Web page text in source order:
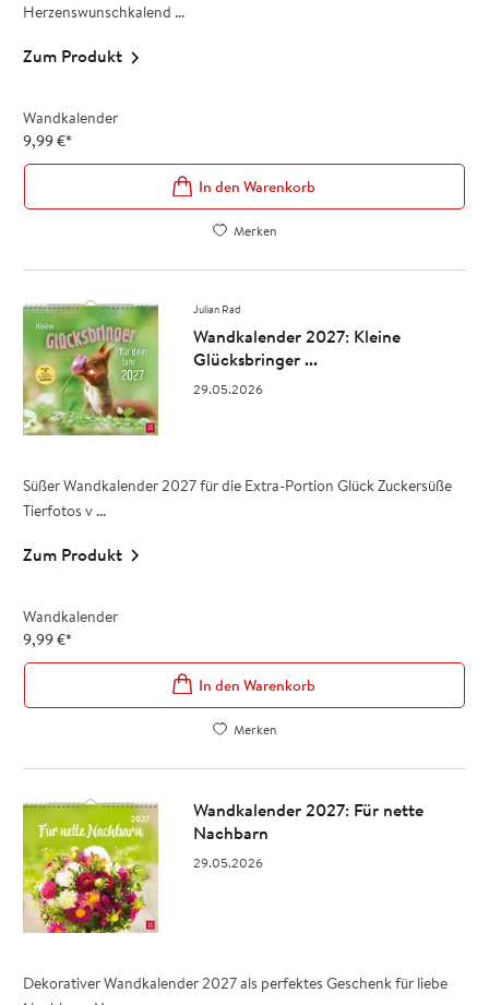
Herzenswunschkalend ...
Zum Produkt
Wandkalender
9,99€*
In den Warenkorb
Merken
Julian Rad
Wandkalender 2027: Kleine
Glücksbringer ...
29.05.2026
Süßer Wandkalender 2027 für die Extra-Portion Glück Zuckersüße
Tierfotos v ...
Zum Produkt
Wandkalender
9,99€*
In den Warenkorb
Merken
Wandkalender 2027: Für nette
Nachbarn
29.05.2026
Dekorativer Wandkalender 2027 als perfektes Geschenk für liebe